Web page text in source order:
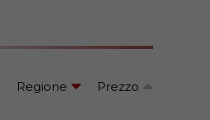
Prezzo
Regione